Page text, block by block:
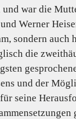
und war die
Werner
sondern auch
die
und der
seine